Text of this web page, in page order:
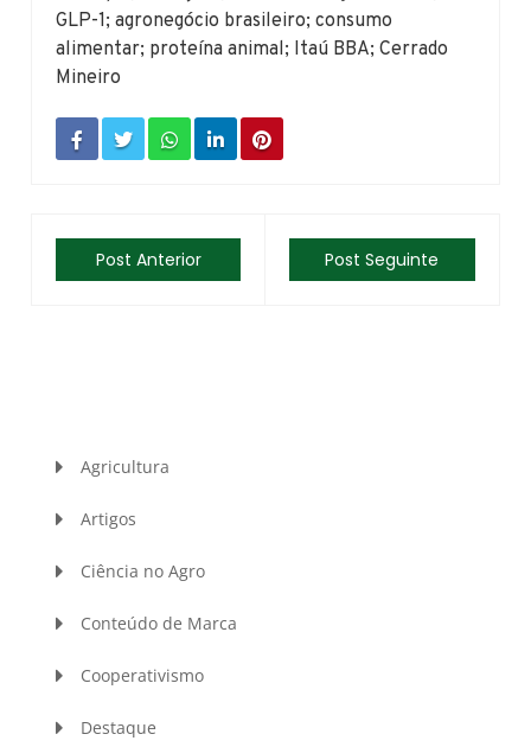
GLP-1; agronegócio brasileiro; consumo
alimentar; proteína animal; Itaú BBA; Cerrado
Mineiro
Post Anterior Post Seguinte
Agricultura
Artigos
Ciência no Agro
Conteúdo de Marca
Cooperativismo
Destaque